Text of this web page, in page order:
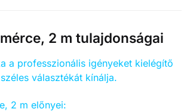
2 m tulajdonságai
a professzionális igényeket kielégítő
választékát kínálja.
2 m előnyei: